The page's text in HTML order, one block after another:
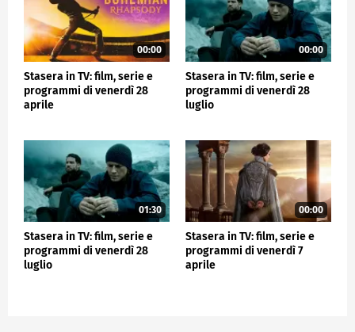
00:00
Stasera in TV: film, serie e
programmi di venerdì 28
aprile
00:00
Stasera in TV: film, serie e
programmi di venerdì 28
luglio
01:30
Stasera in TV: film, serie e
programmi di venerdì 28
luglio
00:00
Stasera in TV: film, serie e
programmi di venerdì 7
aprile